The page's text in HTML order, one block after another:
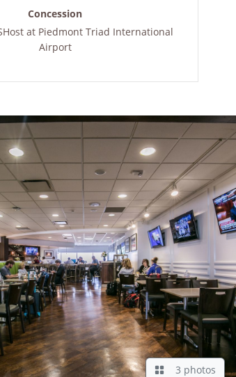
Concession
at Piedmont Triad International
Airport
3 photos